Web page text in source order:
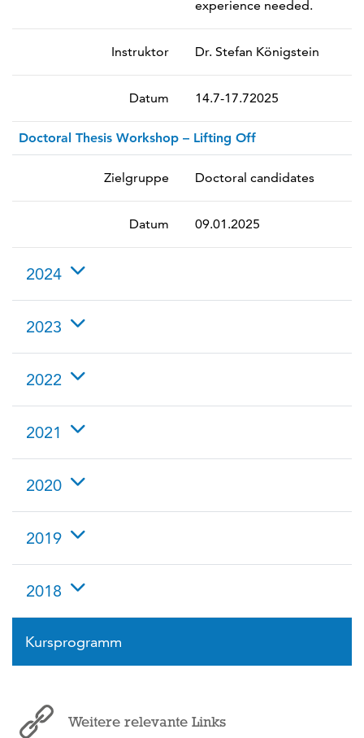
Kursprogramm
experience needed.
Instruktor Dr. Stefan Königstein
Datum 14.7-17.72025
Doctoral Thesis Workshop – Lifting Off
Zielgruppe Doctoral candidates
Datum 09.01.2025
2024
2023
2022
2021
2020
2019
2018
Weitere relevante Links